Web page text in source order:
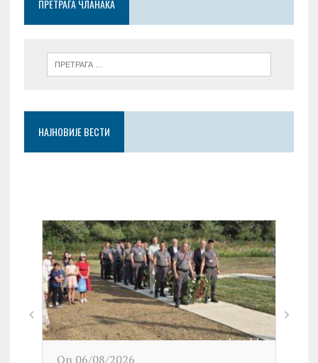
k
ПРЕТРАГА ЧЛАНАКА
НАЈНОВИЈЕ ВЕСТИ
On 06/08/2026